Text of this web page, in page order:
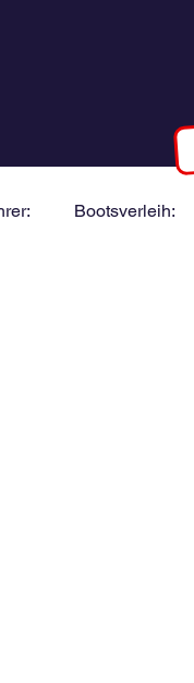
Bootsverleih: